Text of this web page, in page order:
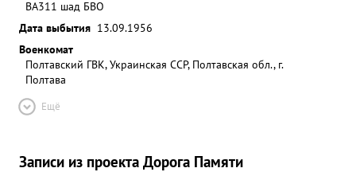
ВА311 шад БВО
Дата выбытия 13.09.1956
Военкомат
Полтавский ГВК, Украинская ССР, Полтавская обл., г.
Полтава
Ещё
Записи из проекта Дорога Памяти